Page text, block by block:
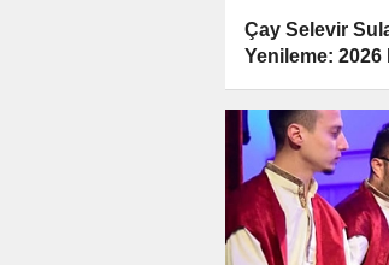
Çay Selevir
Yenileme: 2026